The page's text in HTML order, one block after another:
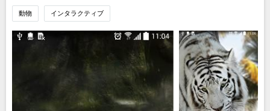
動物 インタラクティブ